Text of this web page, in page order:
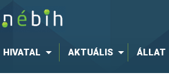
HIVATAL AKTUÁLIS ÁLLAT